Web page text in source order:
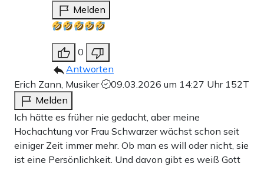
Melden
0
Antworten
Erich Zann, Musiker
09.03.2026 um 14:27 Uhr 152T
Melden
Ich hätte es früher nie gedacht, aber meine
Hochachtung vor Frau Schwarzer wächst schon seit
einiger Zeit immer mehr. Ob man es will oder nicht, sie
ist eine Persönlichkeit. Und davon gibt es weiß Gott